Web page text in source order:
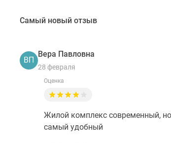
Самый новый отзыв
ВП
Вера Павловна
28 февраля
Оценка
Жилой комплекс современный,
самый удобный